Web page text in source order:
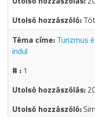
Turizmus
indul
1